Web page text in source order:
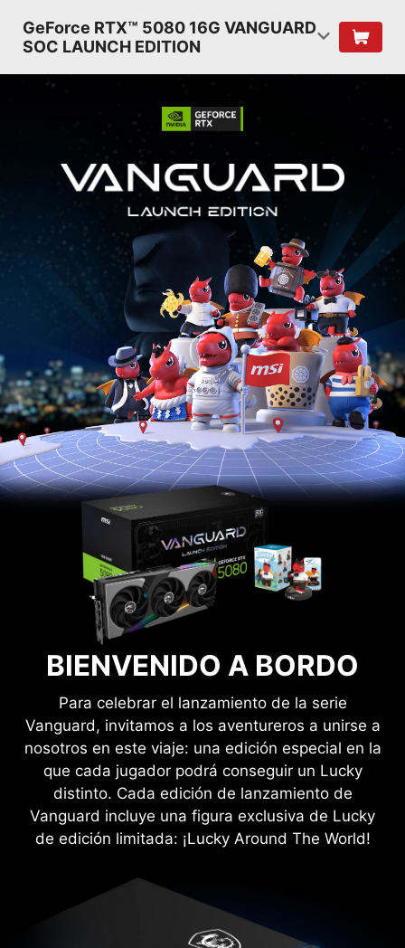
GeForce RTX™ 5080 16G VANGUARD
SOC LAUNCH EDITION
BIENVENIDO A BORDO
Para celebrar el lanzamiento de la serie
Vanguard, invitamos a los aventureros a unirse a
nosotros en este viaje: una edición especial en la
que cada jugador podrá conseguir un Lucky
distinto. Cada edición de lanzamiento de
Vanguard incluye una figura exclusiva de Lucky
de edición limitada: ¡Lucky Around The World!